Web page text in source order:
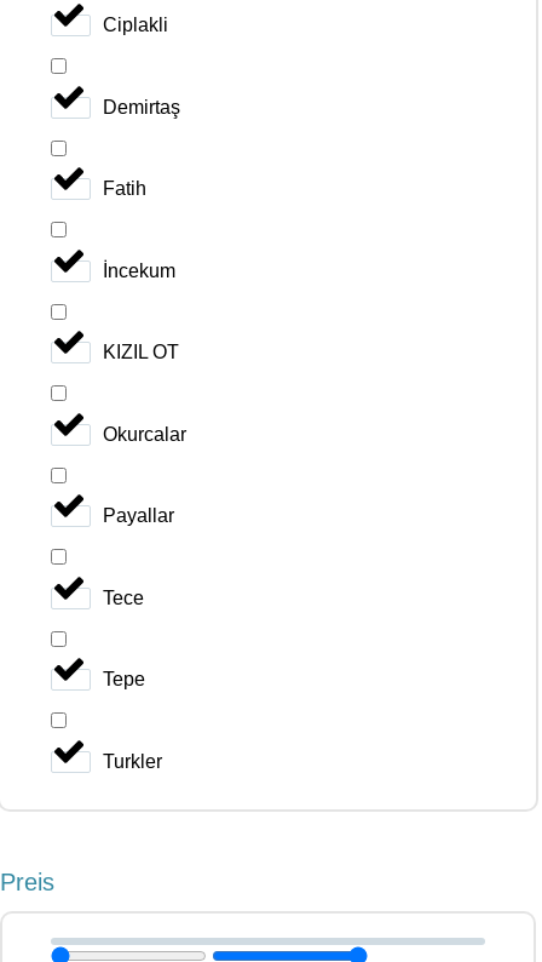
Ciplakli
Demirtaş
Fatih
İncekum
KIZIL OT
Okurcalar
Payallar
Tece
Tepe
Turkler
Preis